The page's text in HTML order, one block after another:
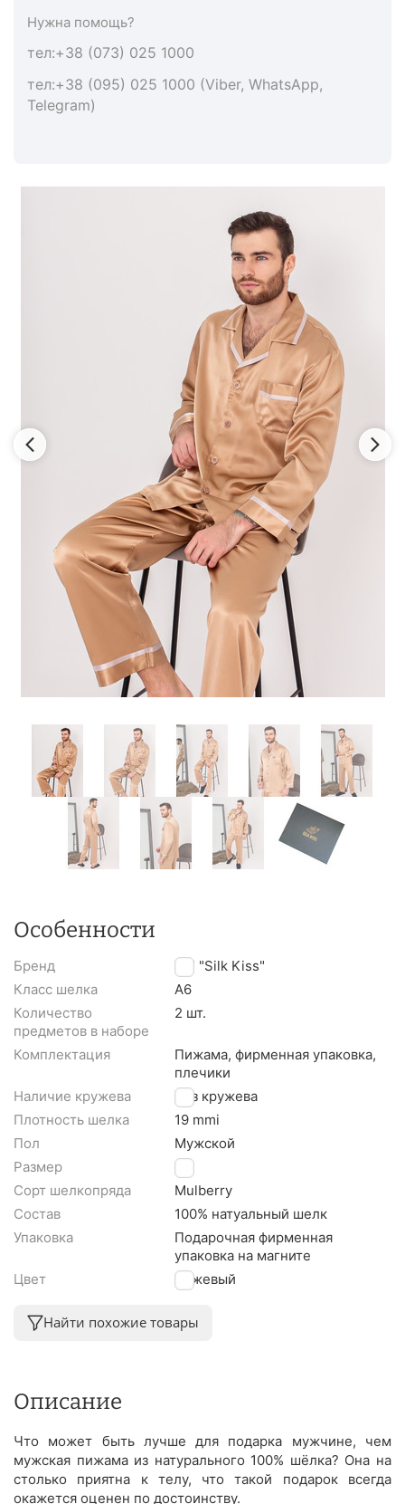
Нужна помощь?
тел:+38 (073) 025 1000
тел:+38 (095) 025 1000 (Viber, WhatsApp,
Telegram)
Особенности
Бренд
TM "Silk Kiss"
Класс шелка
A6
Количество
предметов в наборе
2 шт.
Комплектация
Пижама, фирменная упаковка,
плечики
Наличие кружева
Без кружева
Плотность шелка
19 mmi
Пол
Мужской
Размер
S
Сорт шелкопряда
Mulberry
Состав
100% натуальный шелк
Упаковка
Подарочная фирменная
упаковка на магните
Цвет
Бежевый
Найти похожие товары
Описание
Что может быть лучше для подарка мужчине, чем
мужская пижама из натурального 100% шёлка? Она на
столько приятна к телу, что такой подарок всегда
окажется оценен по достоинству.